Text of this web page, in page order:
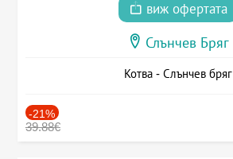
виж офертата
Слънчев Бряг
Котва - Слънчев бряг
-21%
39.88€